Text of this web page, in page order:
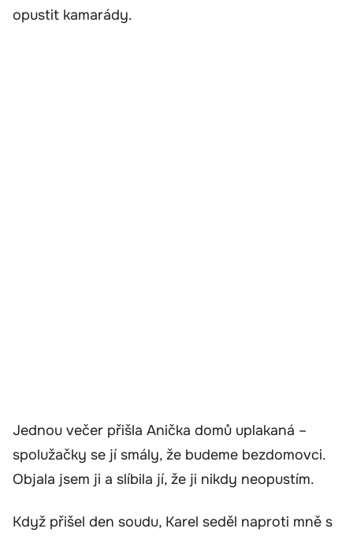
opustit kamarády.
Jednou večer přišla Anička domů uplakaná –
spolužačky se jí smály, že budeme bezdomovci.
Objala jsem ji a slíbila jí, že ji nikdy neopustím.
Když přišel den soudu, Karel seděl naproti mně s